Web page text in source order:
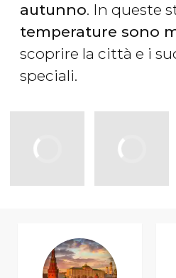
autunno. In queste
temperature sono
scoprire la città e i
speciali.